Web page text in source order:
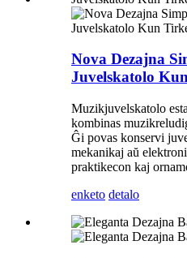
Nova Dezajna
Juvelskatolo
Muzikjuvelskatolo
kombinas
Ĝi povas konservi
mekanikaj aŭ
praktikecon kaj
enketo detalo